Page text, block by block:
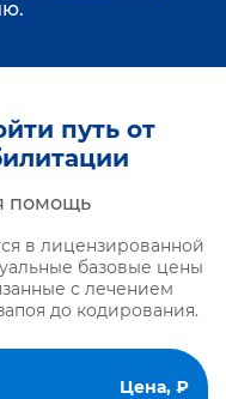
путь от
помощь
в лицензированной
базовые цены
с лечением
до кодирования.
Цена, ₽